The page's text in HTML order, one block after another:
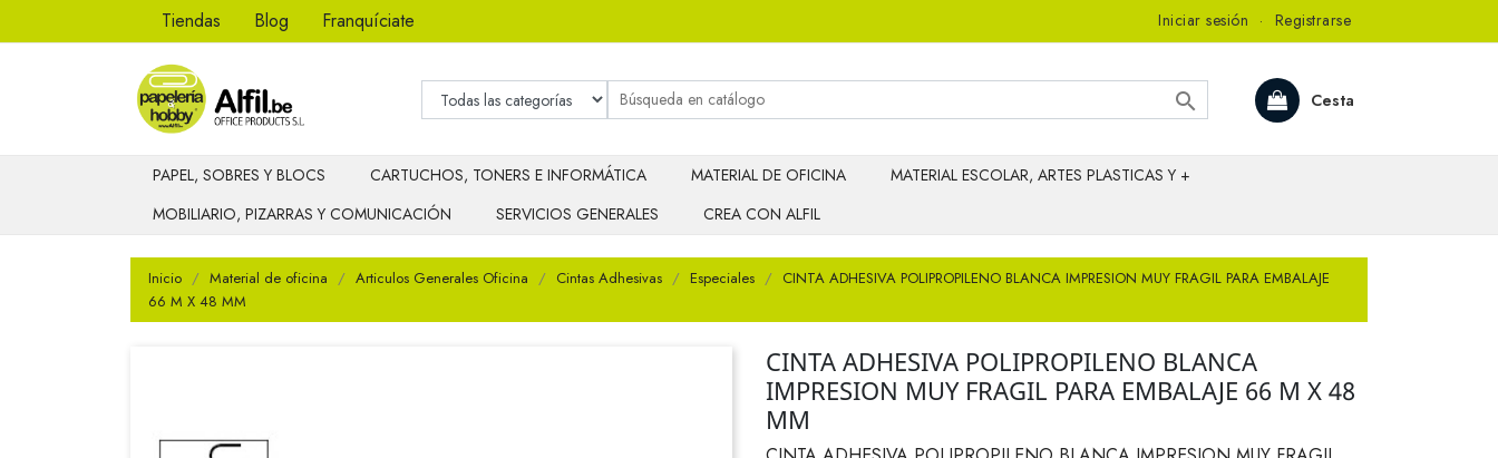
Tiendas Blog Franquíciate Iniciar sesión · Registrarse
Cesta

PAPEL, SOBRES Y BLOCS CARTUCHOS, TONERS E INFORMÁTICA MATERIAL DE OFICINA
MATERIAL ESCOLAR, ARTES PLASTICAS Y +
MOBILIARIO, PIZARRAS Y COMUNICACIÓN
SERVICIOS GENERALES CREA CON ALFIL
Inicio Material de oficina Articulos Generales Oficina Cintas Adhesivas Especiales
CINTA ADHESIVA POLIPROPILENO BLANCA IMPRESION MUY FRAGIL PARA EMBALAJE
66 M X 48 MM
CINTA ADHESIVA POLIPROPILENO BLANCA
IMPRESION MUY FRAGIL PARA EMBALAJE 66 M X 48
MM